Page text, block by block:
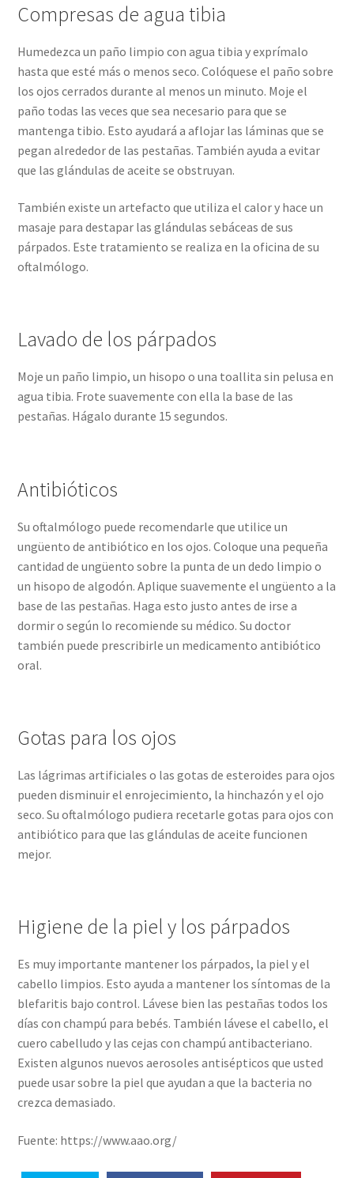
Compresas de agua tibia
Humedezca un paño limpio con agua tibia y exprímalo
hasta que esté más o menos seco. Colóquese el paño sobre
los ojos cerrados durante al menos un minuto. Moje el
paño todas las veces que sea necesario para que se
mantenga tibio. Esto ayudará a aflojar las láminas que se
pegan alrededor de las pestañas. También ayuda a evitar
que las glándulas de aceite se obstruyan.
También existe un artefacto que utiliza el calor y hace un
masaje para destapar las glándulas sebáceas de sus
párpados. Este tratamiento se realiza en la oficina de su
oftalmólogo.
Lavado de los párpados
Moje un paño limpio, un hisopo o una toallita sin pelusa en
agua tibia. Frote suavemente con ella la base de las
pestañas. Hágalo durante 15 segundos.
Antibióticos
Su oftalmólogo puede recomendarle que utilice un
ungüento de antibiótico en los ojos. Coloque una pequeña
cantidad de ungüento sobre la punta de un dedo limpio o
un hisopo de algodón. Aplique suavemente el ungüento a la
base de las pestañas. Haga esto justo antes de irse a
dormir o según lo recomiende su médico. Su doctor
también puede prescribirle un medicamento antibiótico
oral.
Gotas para los ojos
Las lágrimas artificiales o las gotas de esteroides para ojos
pueden disminuir el enrojecimiento, la hinchazón y el ojo
seco. Su oftalmólogo pudiera recetarle gotas para ojos con
antibiótico para que las glándulas de aceite funcionen
mejor.
Higiene de la piel y los párpados
Es muy importante mantener los párpados, la piel y el
cabello limpios. Esto ayuda a mantener los síntomas de la
blefaritis bajo control. Lávese bien las pestañas todos los
días con champú para bebés. También lávese el cabello, el
cuero cabelludo y las cejas con champú antibacteriano.
Existen algunos nuevos aerosoles antisépticos que usted
puede usar sobre la piel que ayudan a que la bacteria no
crezca demasiado.
Fuente: https://www.aao.org/